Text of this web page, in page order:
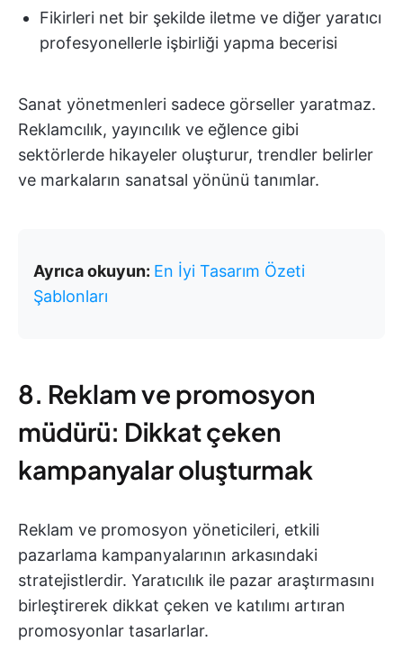
Fikirleri net bir şekilde iletme ve diğer yaratıcı
profesyonellerle işbirliği yapma becerisi
Sanat yönetmenleri sadece görseller yaratmaz.
Reklamcılık, yayıncılık ve eğlence gibi
sektörlerde hikayeler oluşturur, trendler belirler
ve markaların sanatsal yönünü tanımlar.
Ayrıca okuyun: En İyi Tasarım Özeti
Şablonları
8. Reklam ve promosyon
müdürü: Dikkat çeken
kampanyalar oluşturmak
Reklam ve promosyon yöneticileri, etkili
pazarlama kampanyalarının arkasındaki
stratejistlerdir. Yaratıcılık ile pazar araştırmasını
birleştirerek dikkat çeken ve katılımı artıran
promosyonlar tasarlarlar.